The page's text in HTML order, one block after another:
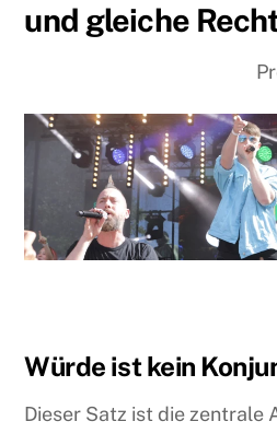
und gleiche
Würde ist kein
Dieser Satz ist die zentrale